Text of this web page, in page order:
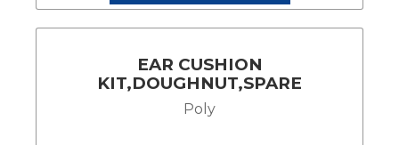
EAR CUSHION
KIT,DOUGHNUT,SPARE
Poly